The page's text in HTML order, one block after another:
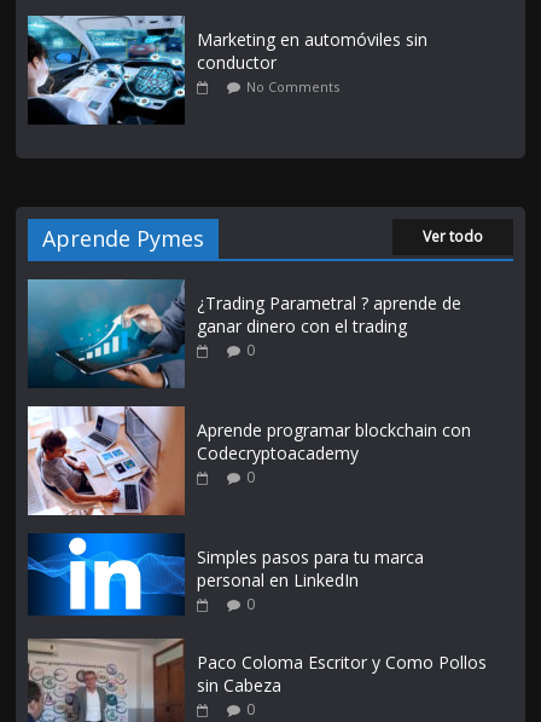
Marketing en automóviles sin
conductor
No Comments
Aprende Pymes Ver todo
¿Trading Parametral ? aprende de
ganar dinero con el trading
0
Aprende programar blockchain con
Codecryptoacademy
0
Simples pasos para tu marca
personal en LinkedIn
0
Paco Coloma Escritor y Como Pollos
sin Cabeza
0